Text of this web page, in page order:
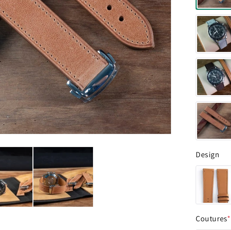
Design
Coutures*